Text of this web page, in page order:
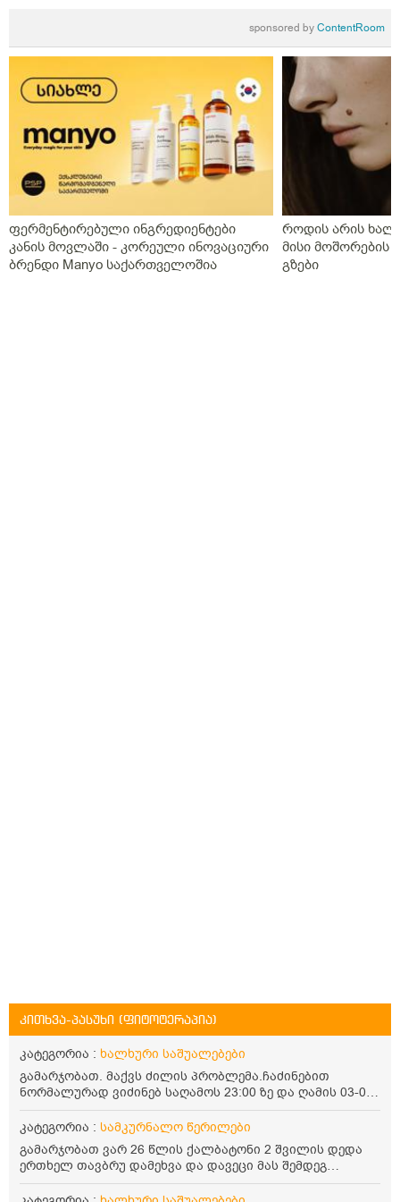
sponsored byContentRoom
ფერმენტირებული ინგრედიენტები
კანის მოვლაში - კორეული ინოვაციური
ბრენდი Manyo საქართველოშია
როდის არის
მისი მოშორების
გზები
კითხვა-პასუხი (ფიტოტერაპია)
კატეგორია : ხალხური საშუალებები
გამარჯობათ. მაქვს ძილის პრობლემა.ჩაძინებით
ნორმალურად ვიძინებ საღამოს 23:00 ზე და ღამის 03-00
ან 04:00 საათზე მეღვიძება და მერე ვერ ვიძინებ
ვერაფრით.რამე ხალხური საშუალება თუ არის ამ
პრობლემის მოსაგვარებლად
კატეგორია : სამკურნალო წერილები
გამარჯობათ ვარ 26 წლის ქალბატონი 2 შვილის დედა
ერთხელ თავბრუ დამეხვა და დავეცი მას შემდეგ
დამეწყო შიშები ვეღარ გავდიოდი გარეთ რადგან ისევ
ასე ცუდად არ გავხდარიყავი ყურის ანთება მქონდა